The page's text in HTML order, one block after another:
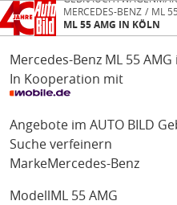
MERCEDES-BENZ
ML
ML 55 AMG IN KÖLN
Mercedes-Benz ML 55
In Kooperation mit
Angebote im AUTO BILD
Suche verfeinern
MarkeMercedes-Benz
Modell ML 55 AMG